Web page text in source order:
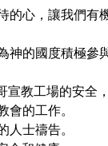
心，讓我們
的國度積極
教工場的安全
的工作。
士禱告。